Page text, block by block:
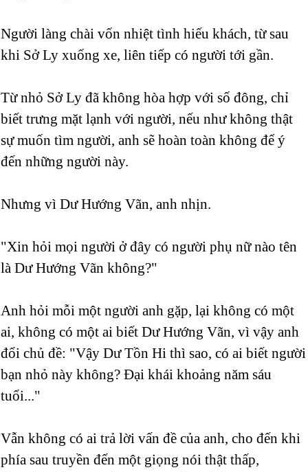
Người làng chài vốn nhiệt tình hiếu khách, từ sau
khi Sở Ly xuống xe, liên tiếp có người tới gần.
Từ nhỏ Sở Ly đã không hòa hợp với số đông, chỉ
biết trưng mặt lạnh với người, nếu như không thật
sự muốn tìm người, anh sẽ hoàn toàn không để ý
đến những người này.
Nhưng vì Dư Hướng Vãn, anh nhịn.
"Xin hỏi mọi người ở đây có người phụ nữ nào tên
là Dư Hướng Vãn không?"
Anh hỏi mỗi một người anh gặp, lại không có một
ai, không có một ai biết Dư Hướng Vãn, vì vậy anh
đổi chủ đề: "Vậy Dư Tồn Hi thì sao, có ai biết người
bạn nhỏ này không? Đại khái khoảng năm sáu
tuổi..."
Vẫn không có ai trả lời vấn đề của anh, cho đến khi
phía sau truyền đến một giọng nói thật thấp,